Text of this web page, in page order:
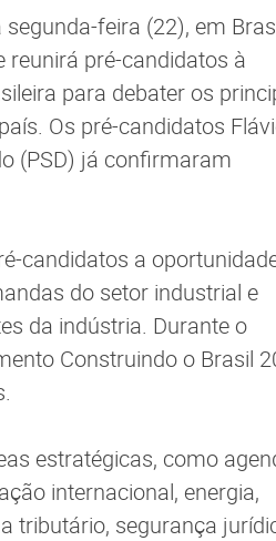
segunda-feira (22), em
reunirá pré-candidatos à
para debater os
Os pré-candidatos
(PSD) já confirmaram
candidatos a
do setor industrial e
da indústria. Durante o
Construindo o Brasil
estratégicas, como
internacional, energia,
tributário, segurança